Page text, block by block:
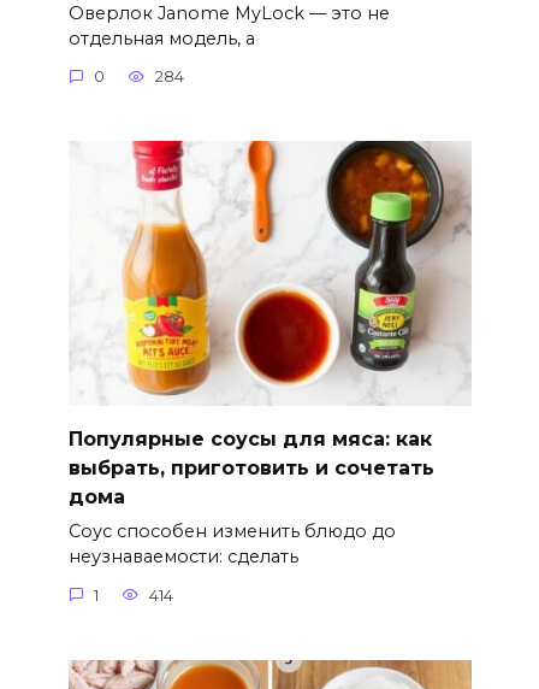
Оверлок Janome MyLock — это не
отдельная модель, а
0 284
Популярные соусы для мяса: как
выбрать, приготовить и сочетать
дома
Соус способен изменить блюдо до
неузнаваемости: сделать
1 414